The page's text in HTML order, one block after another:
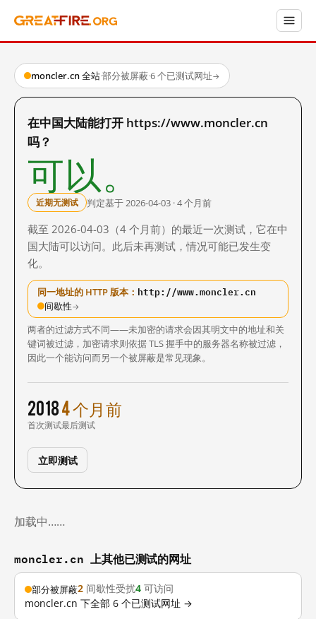
moncler.cn 全站·部分被屏蔽·6 个已测试网址→
在中国大陆能打开 https://www.moncler.cn
吗？
可以。
近期无测试 判定基于 2026-04-03 · 4 个月前
截至 2026-04-03（4 个月前）的最近一次测试，它在中
国大陆可以访问。此后未再测试，情况可能已发生变
化。
同一地址的 HTTP 版本： http://www.moncler.cn
间歇性→
两者的过滤方式不同——未加密的请求会因其明文中的地址和关
键词被过滤，加密请求则依据 TLS 握手中的服务器名称被过滤，
因此一个能访问而另一个被屏蔽是常见现象。
2018
首次测试
4 个月前
最后测试
立即测试
加载中……
moncler.cn 上其他已测试的网址
部分被屏蔽2 间歇性受扰4 可访问
moncler.cn 下全部 6 个已测试网址 →